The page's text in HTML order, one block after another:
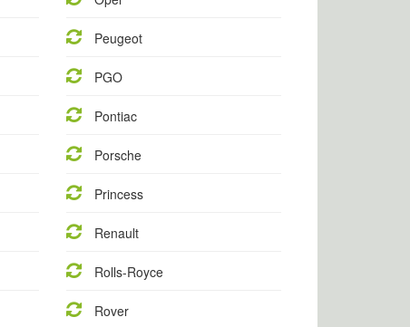
Peugeot
PGO
Pontiac
Porsche
Princess
Renault
Rolls-Royce
Rover